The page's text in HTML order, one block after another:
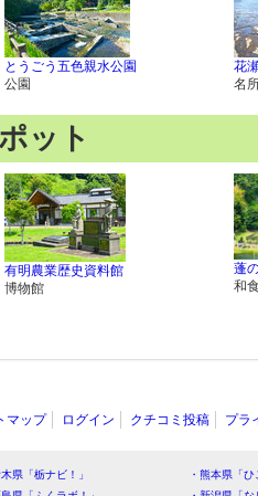
とうごう五色親水公園
公園
花
名
ット
有明農業歴史資料館
博物館
蓬
和
マップ ログイン クチコミ投稿 プラ
木県「栃ナビ！」
・熊本県「